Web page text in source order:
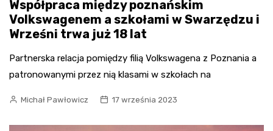
Współpraca między poznańskim
Volkswagenem a szkołami w Swarzędzu i
Wrześni trwa już 18 lat
Partnerska relacja pomiędzy filią Volkswagena z Poznania a
patronowanymi przez nią klasami w szkołach na
Michał Pawłowicz 17 września 2023